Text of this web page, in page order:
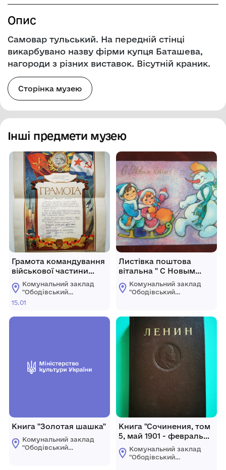
Опис
Самовар тульський. На передній стінці
викарбувано назву фірми купця Баташева,
нагороди з різних виставок. Вісутній краник.
Сторінка музею
Інші предмети музею
Грамота командування
військової частини
№80905 Латуші
Тимофію Івановичу
Комунальний заклад
"Ободівський
краєзнавчий музей"
сільської ради
15.01
Книга "Золотая шашка"
Комунальний заклад
"Ободівський
Листівка поштова
вітальна " С Новым
годом!". Видавництво
МПФГ, Москва, 1991 рік.
Комунальний заклад
"Ободівський
сільської ради
Книга "Сочинения, том
5, май 1901 - февраль
1902". Видання
четверте. Видано
Комунальний заклад
"Ободівський